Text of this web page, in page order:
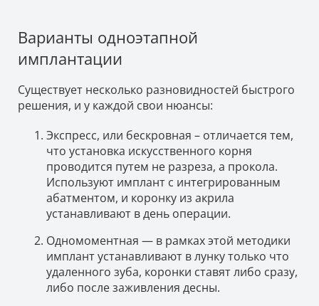
Варианты одноэтапной
имплантации
Существует несколько разновидностей быстрого
решения, и у каждой свои нюансы:
Экспресс, или бескровная – отличается тем,
что установка искусственного корня
проводится путем не разреза, а прокола.
Используют имплант с интегрированным
абатментом, и коронку из акрила
устанавливают в день операции.
Одномоментная — в рамках этой методики
имплант устанавливают в лунку только что
удаленного зуба, коронки ставят либо сразу,
либо после заживления десны.